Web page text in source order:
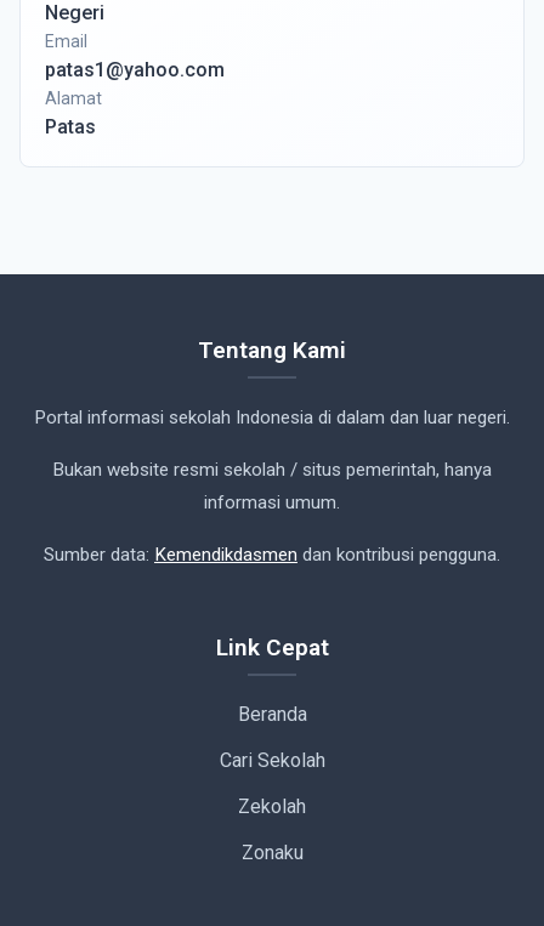
Negeri
Email
patas1@yahoo.com
Alamat
Patas
Tentang Kami
Portal informasi sekolah Indonesia di dalam dan luar negeri.
Bukan website resmi sekolah / situs pemerintah, hanya
informasi umum.
Sumber data: Kemendikdasmen dan kontribusi pengguna.
Link Cepat
Beranda
Cari Sekolah
Zekolah
Zonaku